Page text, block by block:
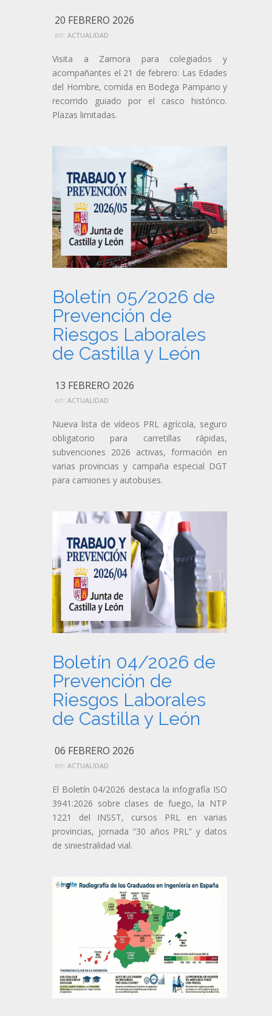
20 FEBRERO 2026
en: ACTUALIDAD
Visita a Zamora para colegiados y
acompañantes el 21 de febrero: Las Edades
del Hombre, comida en Bodega Pampano y
recorrido guiado por el casco histórico.
Plazas limitadas.
Boletín 05/2026 de
Prevención de
Riesgos Laborales
de Castilla y León
13 FEBRERO 2026
en: ACTUALIDAD
Nueva lista de vídeos PRL agrícola, seguro
obligatorio para carretillas rápidas,
subvenciones 2026 activas, formación en
varias provincias y campaña especial DGT
para camiones y autobuses.
Boletín 04/2026 de
Prevención de
Riesgos Laborales
de Castilla y León
06 FEBRERO 2026
en: ACTUALIDAD
El Boletín 04/2026 destaca la infografía ISO
3941:2026 sobre clases de fuego, la NTP
1221 del INSST, cursos PRL en varias
provincias, jornada “30 años PRL” y datos
de siniestralidad vial.